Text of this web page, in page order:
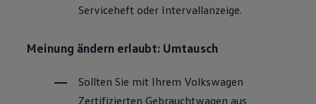
Magazin
Familie
Volkswagen R
Pannen- und Unfallhilfe
Volkswagen Kundenbetreuung
Serviceheft oder Intervallanzeige.
Meinung ändern erlaubt: Umtausch
Sollten Sie mit Ihrem Volkswagen
Zertifizierten Gebrauchtwagen aus